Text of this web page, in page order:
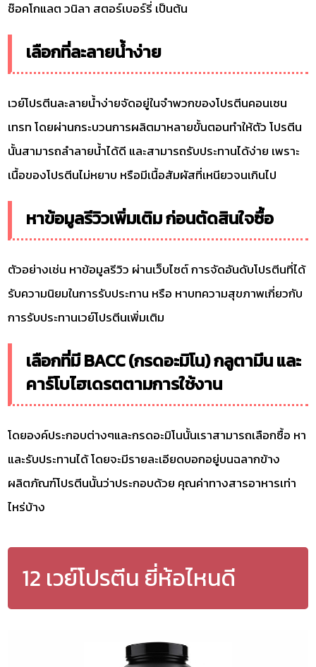
ช๊อคโกแลต วนิลา สตอร์เบอร์รี่ เป็นต้น
เลือกที่ละลายน้ำง่าย
เวย์โปรตีนละลายน้ำง่ายจัดอยู่ในจำพวกของโปรตีนคอนเซน
เทรท โดยผ่านกระบวนการผลิตมาหลายขั้นตอนทำให้ตัว โปรตีน
นั้นสามารถลำลายน้ำได้ดี และสามารถรับประทานได้ง่าย เพราะ
เนื้อของโปรตีนไม่หยาบ หรือมีเนื้อสัมผัสที่เหนียวจนเกินไป
หาข้อมูลรีวิวเพิ่มเติม ก่อนตัดสินใจซื้อ
ตัวอย่างเช่น หาข้อมูลรีวิว ผ่านเว็บไซต์ การจัดอันดับโปรตีนที่ได้
รับความนิยมในการรับประทาน หรือ หาบทความสุขภาพเกี่ยวกับ
การรับประทานเวย์โปรตีนเพิ่มเติม
เลือกที่มี BACC (กรดอะมิโน) กลูตามีน และ
คาร์โบไฮเดรตตามการใช้งาน
โดยองค์ประกอบต่างๆและกรดอะมิโนนั้นเราสามารถเลือกซื้อ หา
และรับประทานได้ โดยจะมีรายละเอียดบอกอยู่บนฉลากข้าง
ผลิตภัณฑ์โปรตีนนั้นว่าประกอบด้วย คุณค่าทางสารอาหารเท่า
ไหร่บ้าง
12 เวย์โปรตีน ยี่ห้อไหนดี